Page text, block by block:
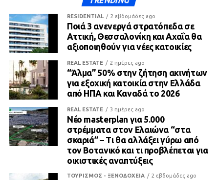
RESIDENTIAL 2 εβδομάδες ago
Ποιά 3 ανενεργά στρατόπεδα σε
Αττική, Θεσσαλονίκη και Αχαΐα θα
αξιοποιηθούν για νέες κατοικίες
REAL ESTATE 2 ημέρες ago
“Άλμα” 50% στην ζήτηση ακινήτων
για εξοχική κατοικία στην Ελλάδα
από ΗΠΑ και Καναδά το 2026
REAL ESTATE 3 ημέρες ago
Νέο masterplan για 5.000
στρέμματα στον Ελαιώνα “στα
σκαριά” – Τι θα αλλάξει γύρω από
τον Βοτανικό και τι προβλέπεται για
οικιστικές αναπτύξεις
ΤΟΥΡΙΣΜΟΣ - ΞΕΝΟΔΟΧΕΙΑ 2 εβδομάδες ago